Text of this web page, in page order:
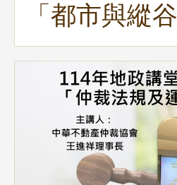
「都市與縱
景：三維地
統建置成果
回顧